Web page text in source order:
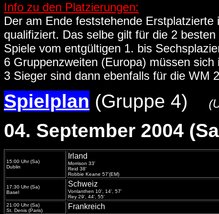
Info zu den Platzierungen:
Der am Ende feststehende
qualifiziert. Das selbe gilt für die 2
Spiele vom entgültigen 1. bis
6 Gruppenzweiten (Europa) müssen
3 Sieger sind dann ebenfalls für die WM
Spielplan (Gruppe 4)
04. September 2004
15:00 Uhr (Sa)
Dublin
Irland
Morrison 33'
Reid 38'
Robbie Keane 57'(EM)
17:30 Uhr (Sa)
Basel
Schweiz
Vonlanthen 10', 14', 57'
Rey 29', 44', 55'
21:00 Uhr (Sa)
St. Denis (Paris)
Frankreich